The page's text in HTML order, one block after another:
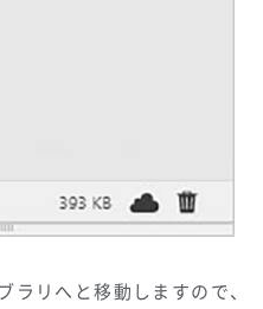
リへと移動しますので、